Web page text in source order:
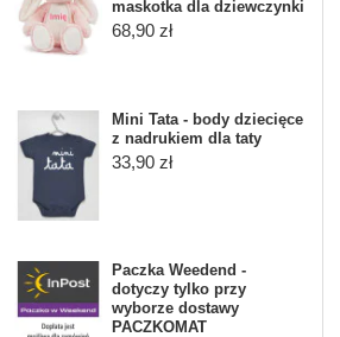
maskotka dla dziewczynki
68,90 zł
Mini Tata - body dziecięce
z nadrukiem dla taty
33,90 zł
Paczka Weedend -
dotyczy tylko przy
wyborze dostawy
PACZKOMAT